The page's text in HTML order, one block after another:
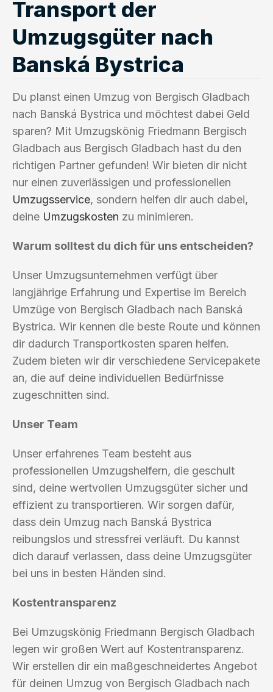
Transport der
Umzugsgüter nach
Banská Bystrica
Du planst einen Umzug von Bergisch Gladbach
nach Banská Bystrica und möchtest dabei Geld
sparen? Mit Umzugskönig Friedmann Bergisch
Gladbach aus Bergisch Gladbach hast du den
richtigen Partner gefunden! Wir bieten dir nicht
nur einen zuverlässigen und professionellen
Umzugsservice, sondern helfen dir auch dabei,
deine Umzugskosten zu minimieren.
Warum solltest du dich für uns entscheiden?
Unser Umzugsunternehmen verfügt über
langjährige Erfahrung und Expertise im Bereich
Umzüge von Bergisch Gladbach nach Banská
Bystrica. Wir kennen die beste Route und können
dir dadurch Transportkosten sparen helfen.
Zudem bieten wir dir verschiedene Servicepakete
an, die auf deine individuellen Bedürfnisse
zugeschnitten sind.
Unser Team
Unser erfahrenes Team besteht aus
professionellen Umzugshelfern, die geschult
sind, deine wertvollen Umzugsgüter sicher und
effizient zu transportieren. Wir sorgen dafür,
dass dein Umzug nach Banská Bystrica
reibungslos und stressfrei verläuft. Du kannst
dich darauf verlassen, dass deine Umzugsgüter
bei uns in besten Händen sind.
Kostentransparenz
Bei Umzugskönig Friedmann Bergisch Gladbach
legen wir großen Wert auf Kostentransparenz.
Wir erstellen dir ein maßgeschneidertes Angebot
für deinen Umzug von Bergisch Gladbach nach